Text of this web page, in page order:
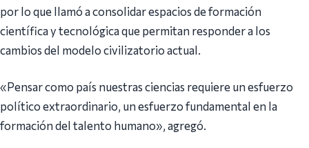
por lo que llamó a consolidar espacios de formación
científica y tecnológica que permitan responder a los
cambios del modelo civilizatorio actual.
«Pensar como país nuestras ciencias requiere un esfuerzo
político extraordinario, un esfuerzo fundamental en la
formación del talento humano», agregó.